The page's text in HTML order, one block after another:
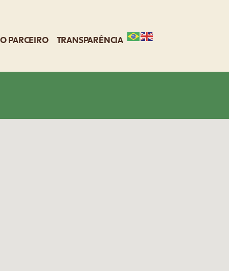
PARCEIRO TRANSPARÊNCIA